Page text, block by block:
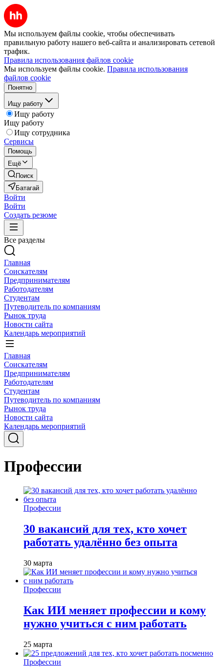
Мы используем файлы cookie, чтобы обеспечивать
правильную работу нашего веб-сайта и анализировать сетевой
трафик.
Правила использования файлов cookie
Мы используем файлы cookie. Правила использования
файлов cookie
Понятно
Ищу работу
Ищу работу
Ищу работу
Ищу сотрудника
Сервисы
Помощь
Ещё
Поиск
Батагай
Войти
Войти
Создать резюме
Все разделы
Главная
Соискателям
Предпринимателям
Работодателям
Студентам
Путеводитель по компаниям
Рынок труда
Новости сайта
Календарь мероприятий
Главная
Соискателям
Предпринимателям
Работодателям
Студентам
Путеводитель по компаниям
Рынок труда
Новости сайта
Календарь мероприятий
Профессии
Профессии
30 вакансий для тех, кто хочет
работать удалённо без опыта
30 марта
Профессии
Как ИИ меняет профессии и кому
нужно учиться с ним работать
25 марта
Профессии